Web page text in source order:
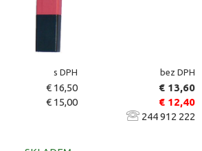
s DPH bez DPH
€ 16,50
€ 13,60
€ 15,00
€ 12,40
244 912 222